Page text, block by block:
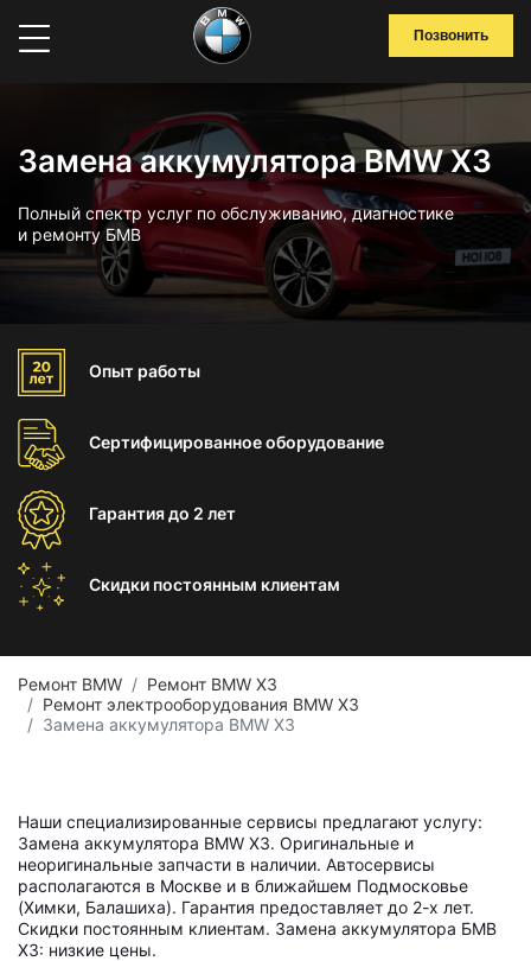
Позвонить
Замена аккумулятора BMW X3
Полный спектр услуг по обслуживанию, диагностике
и ремонту БМВ
Опыт работы
Сертифицированноеоборудование
Гарантиядо 2 лет
Скидки постоянным клиентам
Ремонт BMW
Ремонт BMW X3
Ремонт электрооборудования BMW X3
Замена аккумулятора BMW X3
Наши специализированные сервисы предлагают услугу:
Замена аккумулятора BMW X3. Оригинальные и
неоригинальные запчасти в наличии. Автосервисы
располагаются в Москве и в ближайшем Подмосковье
(Химки, Балашиха). Гарантия предоставляет до 2-х лет.
Скидки постоянным клиентам. Замена аккумулятора БМВ
Х3: низкие цены.